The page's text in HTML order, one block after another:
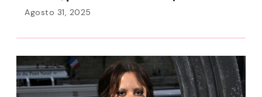
Agosto 31, 2025